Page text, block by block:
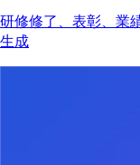
研修修了、表彰、業
生成